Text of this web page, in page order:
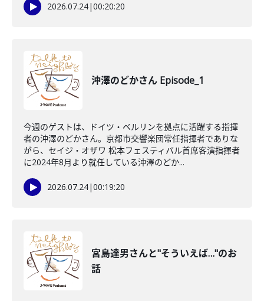
2026.07.24|00:20:20
沖澤のどかさん Episode_1
今週のゲストは、ドイツ・ベルリンを拠点に活躍する指揮
者の沖澤のどかさん。京都市交響楽団常任指揮者でありな
がら、セイジ・オザワ 松本フェスティバル首席客演指揮者
に2024年8月より就任している沖澤のどか...
2026.07.24|00:19:20
宮島達男さんと"そういえば…"のお
話